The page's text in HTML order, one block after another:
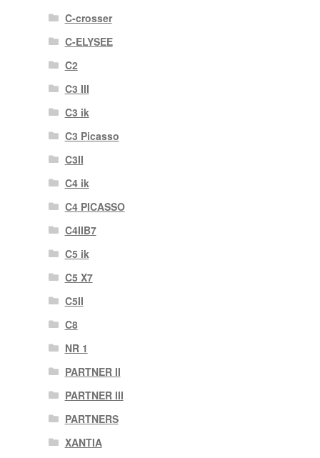
C-crosser
C-ELYSEE
C2
C3 III
C3 ik
C3 Picasso
C3II
C4 ik
C4 PICASSO
C4IIB7
C5 ik
C5 X7
C5II
C8
NR 1
PARTNER II
PARTNER III
PARTNERS
XANTIA